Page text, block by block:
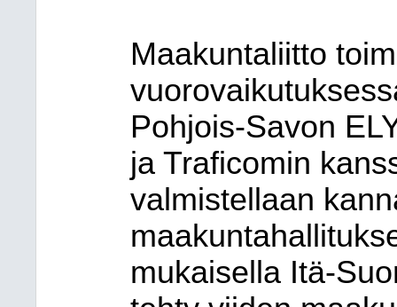
Maakuntaliitto
Pohjois-Savon
ja Traficomin
valmistellaan
mukaisella Itä-